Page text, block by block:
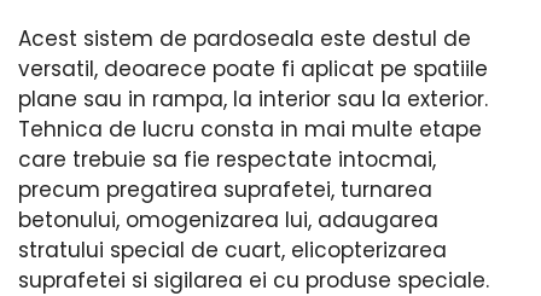
Acest sistem de pardoseala este destul de
versatil, deoarece poate fi aplicat pe spatiile
plane sau in rampa, la interior sau la exterior.
Tehnica de lucru consta in mai multe etape
care trebuie sa fie respectate intocmai,
precum pregatirea suprafetei, turnarea
betonului, omogenizarea lui, adaugarea
stratului special de cuart, elicopterizarea
suprafetei si sigilarea ei cu produse speciale.